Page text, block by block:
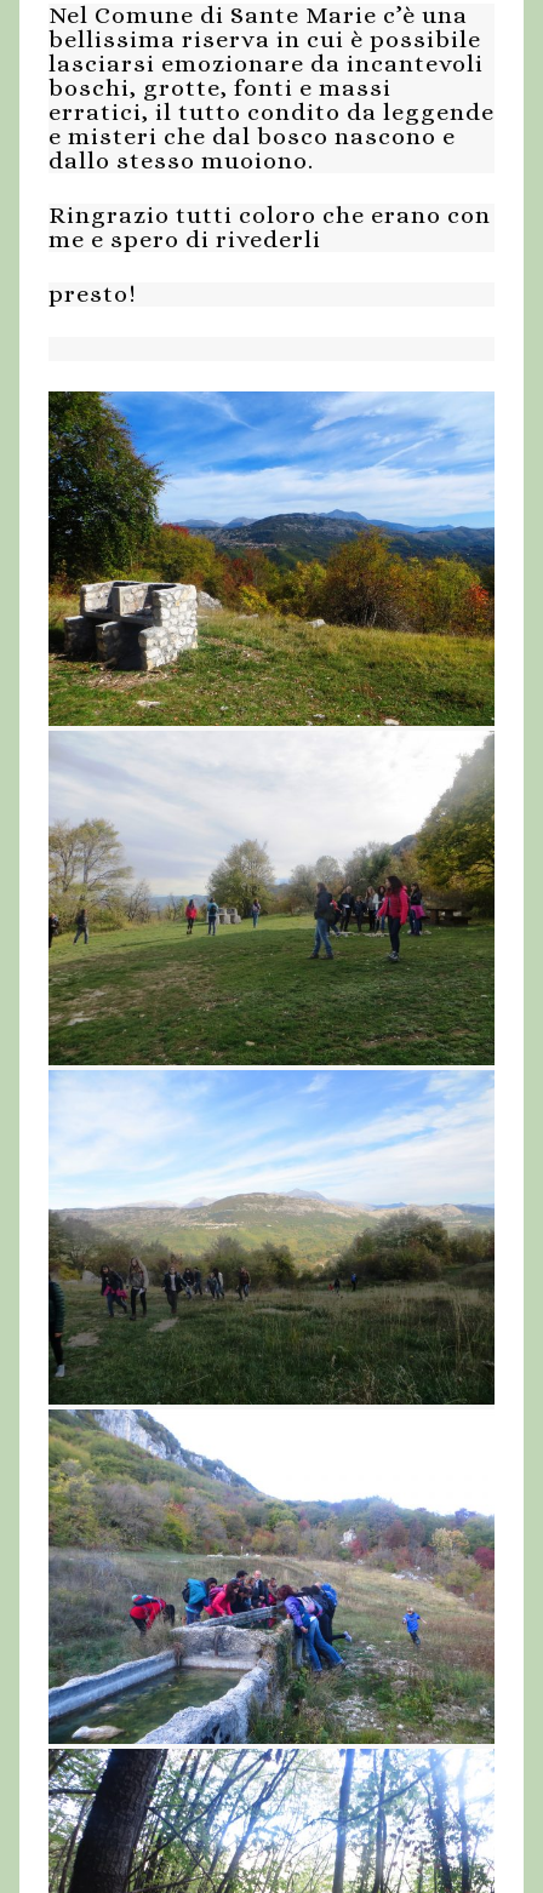
Nel Comune di Sante Marie c’è una
bellissima riserva in cui è possibile
lasciarsi emozionare da incantevoli
boschi, grotte, fonti e massi
erratici, il tutto condito da leggende
e misteri che dal bosco nascono e
dallo stesso muoiono.
Ringrazio tutti coloro che erano con
me e spero di rivederli
presto!